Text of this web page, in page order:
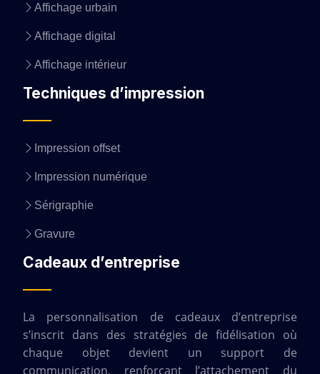
Affichage urbain
Affichage digital
Affichage intérieur
Techniques d’impression
Impression offset
Impression numérique
Sérigraphie
Gravure
Cadeaux d’entreprise
La personnalisation de cadeaux d’entreprise
s’inscrit dans des stratégies de fidélisation où
chaque objet devient un support de
communication, renforçant l’attachement du